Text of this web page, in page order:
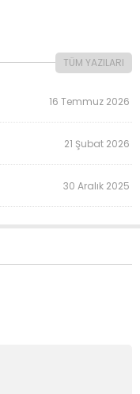
TÜM YAZILARI
16 Temmuz 2026
21 Şubat 2026
30 Aralık 2025